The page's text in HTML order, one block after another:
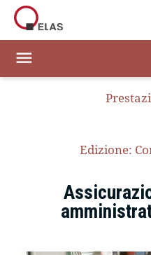
menu
Edizione: